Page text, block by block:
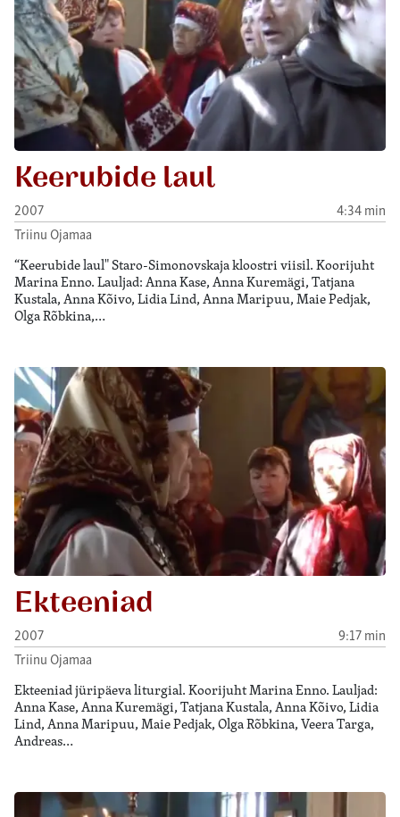
Keerubide laul
2007
4:34 min
Triinu Ojamaa
“Keerubide laul" Staro-Simonovskaja kloostri viisil. Koorijuht
Marina Enno. Lauljad: Anna Kase, Anna Kuremägi, Tatjana
Kustala, Anna Kõivo, Lidia Lind, Anna Maripuu, Maie Pedjak,
Olga Rõbkina,…
Ekteeniad
2007
9:17 min
Triinu Ojamaa
Ekteeniad jüripäeva liturgial. Koorijuht Marina Enno. Lauljad:
Anna Kase, Anna Kuremägi, Tatjana Kustala, Anna Kõivo, Lidia
Lind, Anna Maripuu, Maie Pedjak, Olga Rõbkina, Veera Targa,
Andreas…